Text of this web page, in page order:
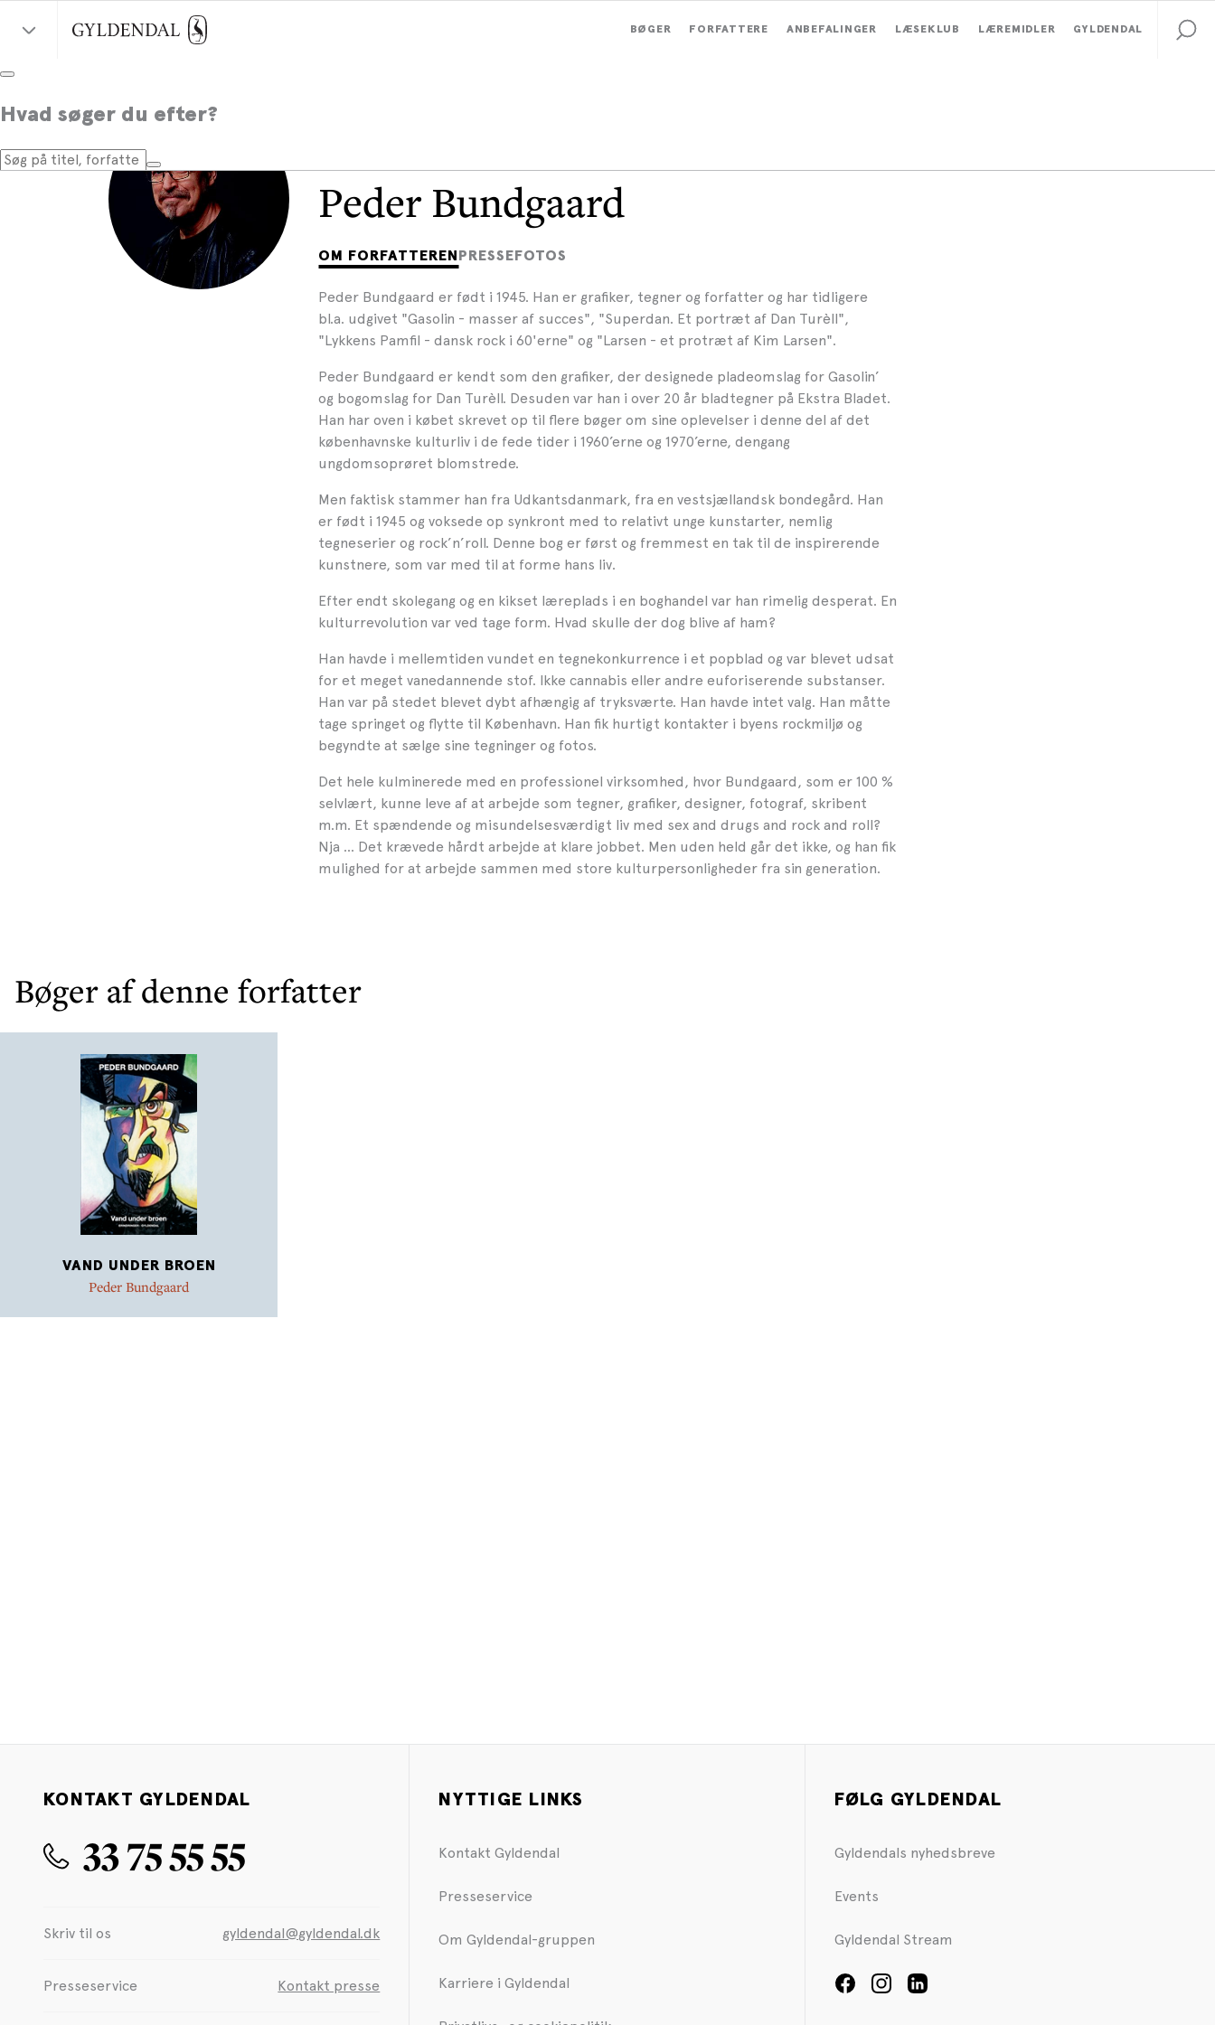
BØGER FORFATTERE ANBEFALINGER LÆSEKLUB LÆREMIDLER GYLDENDAL
Hvad søger du efter?
Peder Bundgaard
OM FORFATTEREN PRESSEFOTOS
Peder Bundgaard er født i 1945. Han er grafiker, tegner og forfatter og har tidligere
bl.a. udgivet "Gasolin - masser af succes", "Superdan. Et portræt af Dan Turèll",
"Lykkens Pamfil - dansk rock i 60'erne" og "Larsen - et protræt af Kim Larsen".
Peder Bundgaard er kendt som den grafiker, der designede pladeomslag for Gasolin’
og bogomslag for Dan Turèll. Desuden var han i over 20 år bladtegner på Ekstra Bladet.
Han har oven i købet skrevet op til flere bøger om sine oplevelser i denne del af det
københavnske kulturliv i de fede tider i 1960’erne og 1970’erne, dengang
ungdomsoprøret blomstrede.
Men faktisk stammer han fra Udkantsdanmark, fra en vestsjællandsk bondegård. Han
er født i 1945 og voksede op synkront med to relativt unge kunstarter, nemlig
tegneserier og rock’n’roll. Denne bog er først og fremmest en tak til de inspirerende
kunstnere, som var med til at forme hans liv.
Efter endt skolegang og en kikset læreplads i en boghandel var han rimelig desperat. En
kulturrevolution var ved tage form. Hvad skulle der dog blive af ham?
Han havde i mellemtiden vundet en tegnekonkurrence i et popblad og var blevet udsat
for et meget vanedannende stof. Ikke cannabis eller andre euforiserende substanser.
Han var på stedet blevet dybt afhængig af tryksværte. Han havde intet valg. Han måtte
tage springet og flytte til København. Han fik hurtigt kontakter i byens rockmiljø og
begyndte at sælge sine tegninger og fotos.
Det hele kulminerede med en professionel virksomhed, hvor Bundgaard, som er 100 %
selvlært, kunne leve af at arbejde som tegner, grafiker, designer, fotograf, skribent
m.m. Et spændende og misundelsesværdigt liv med sex and drugs and rock and roll?
Nja … Det krævede hårdt arbejde at klare jobbet. Men uden held går det ikke, og han fik
mulighed for at arbejde sammen med store kulturpersonligheder fra sin generation.
Bøger af denne forfatter
VAND UNDER BROEN
Peder Bundgaard
KONTAKT GYLDENDAL
33 75 55 55
Skriv til os gyldendal@gyldendal.dk
Presseservice Kontakt presse
NYTTIGE LINKS
Kontakt Gyldendal
Presseservice
Om Gyldendal-gruppen
Karriere i Gyldendal
FØLG GYLDENDAL
Gyldendals nyhedsbreve
Events
Gyldendal Stream